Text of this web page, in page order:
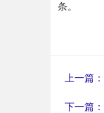
条。
上一篇：
下一篇：